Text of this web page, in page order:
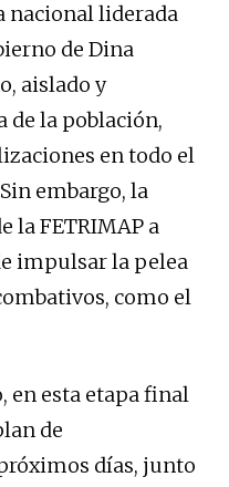
nacional liderada
de Dina
aislado y
de la población,
en todo el
embargo, la
la FETRIMAP a
impulsar la pelea
como el
en esta etapa final
de
días, junto